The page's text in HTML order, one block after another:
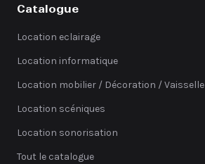
Catalogue
Location eclairage
Location informatique
Location mobilier / Décoration / Vaisselle
Location scéniques
Location sonorisation
Tout le catalogue